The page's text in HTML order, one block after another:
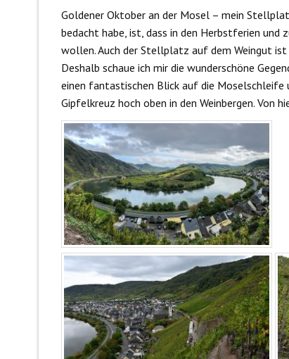
Goldener Oktober an der Mosel – mein
bedacht habe, ist, dass in den Herbstferien und
wollen. Auch der Stellplatz auf dem Weingut
Deshalb schaue ich mir die wunderschöne
einen fantastischen Blick auf die
Gipfelkreuz hoch oben in den Weinbergen. Von